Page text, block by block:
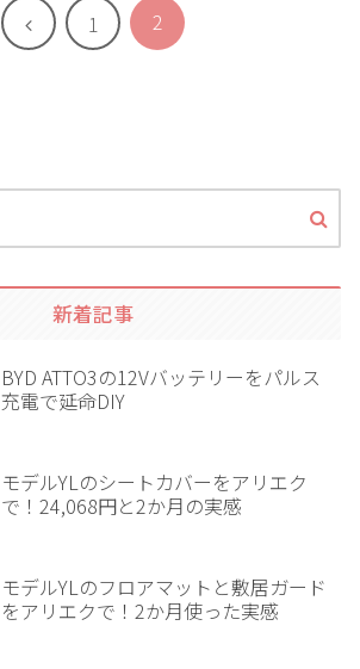
前
1 2
新着記事
BYD ATTO3の12Vバッテリーをパルス
充電で延命DIY
モデルYLのシートカバーをアリエク
で！24,068円と2か月の実感
モデルYLのフロアマットと敷居ガード
をアリエクで！2か月使った実感